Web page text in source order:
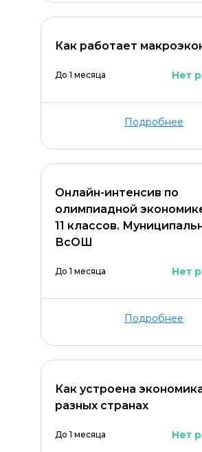
Как работает
До 1 месяца Нет
Подробнее
Онлайн-интенсив по
олимпиадной
11 классов.
ВсОШ
До 1 месяца Нет
Подробнее
Как устроена
разных странах
До 1 месяца Нет
ОСТАВИТЬ